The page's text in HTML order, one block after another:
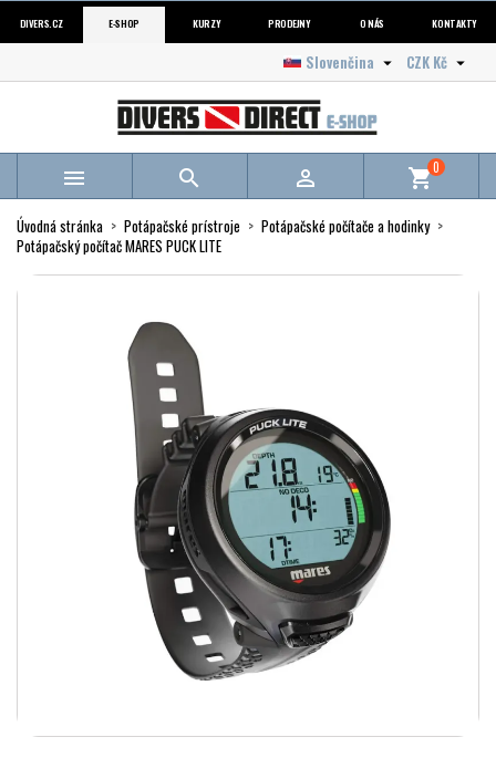
DIVERS.CZ E-SHOP KURZY PRODEJNY O NÁS KONTAKTY
CZK Kč 
Slovenčina 
   shopping_cart0
Úvodná stránka Potápačské prístroje
Potápačské počítače a hodinky
Potápačský počítač MARES PUCK LITE